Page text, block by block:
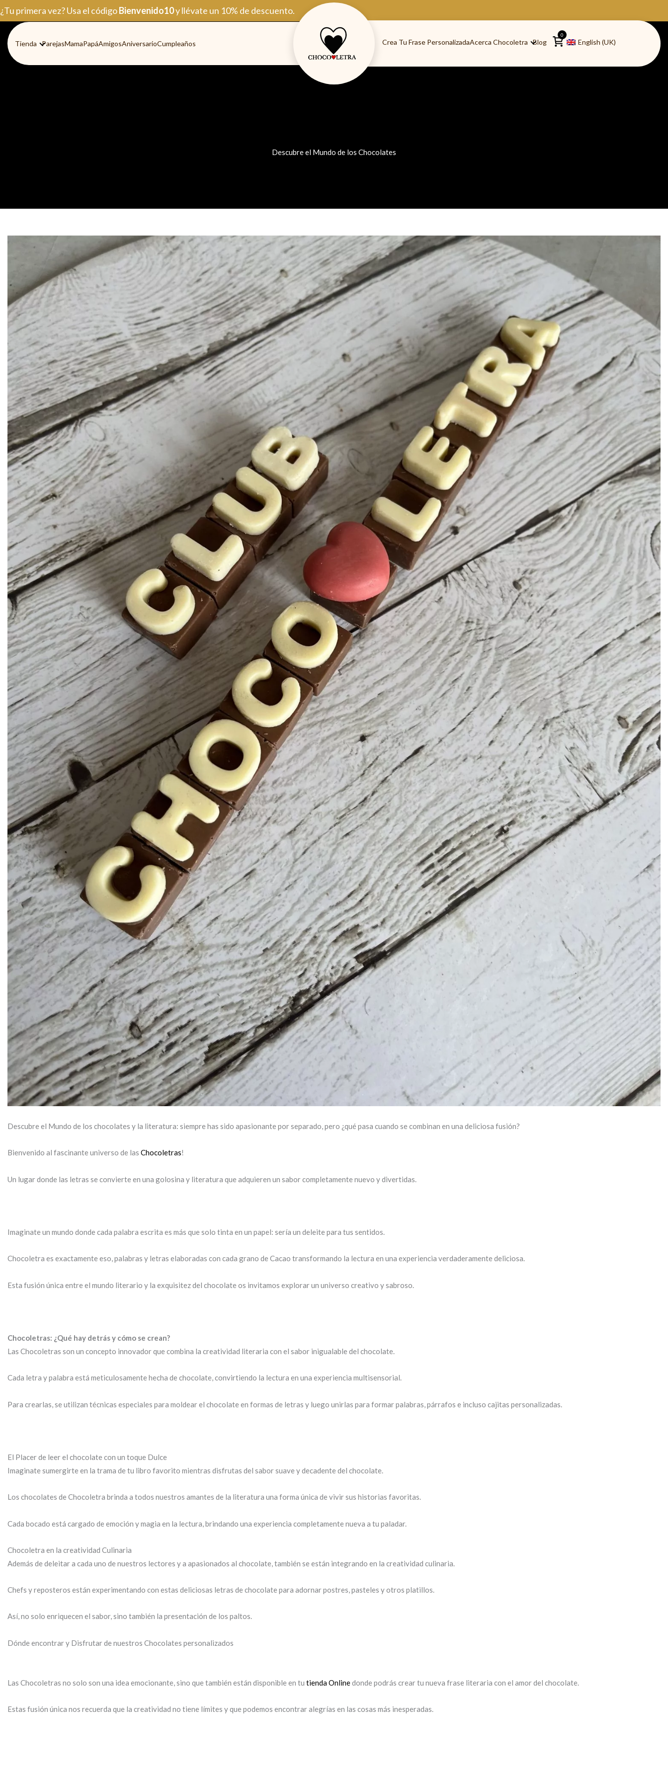
Ir
al
contenido
¿Tu primera vez? Usa el códigoBienvenido10y llévate un 10% de descuento.
Tienda ParejasMamaPapáAmigosAniversarioCumpleaños Crea Tu Frase PersonalizadaAcerca Chocoletra Blog
0
English (UK)
Descubre el Mundo de los Chocolates
Descubre el Mundo de los chocolates y la literatura: siempre has sido apasionante por separado, pero ¿qué pasa cuando se combinan en una deliciosa fusión?
Bienvenido al fascinante universo de las Chocoletras!
Un lugar donde las letras se convierte en una golosina y literatura que adquieren un sabor completamente nuevo y divertidas.
Imaginate un mundo donde cada palabra escrita es más que solo tinta en un papel: sería un deleite para tus sentidos.
Chocoletra es exactamente eso, palabras y letras elaboradas con cada grano de Cacao transformando la lectura en una experiencia verdaderamente deliciosa.
Esta fusión única entre el mundo literario y la exquisitez del chocolate os invitamos explorar un universo creativo y sabroso.
Chocoletras: ¿Qué hay detrás y cómo se crean?
Las Chocoletras son un concepto innovador que combina la creatividad literaria con el sabor inigualable del chocolate.
Cada letra y palabra está meticulosamente hecha de chocolate, convirtiendo la lectura en una experiencia multisensorial.
Para crearlas, se utilizan técnicas especiales para moldear el chocolate en formas de letras y luego unirlas para formar palabras, párrafos e incluso cajitas personalizadas.
El Placer de leer el chocolate con un toque Dulce
Imaginate sumergirte en la trama de tu libro favorito mientras disfrutas del sabor suave y decadente del chocolate.
Los chocolates de Chocoletra brinda a todos nuestros amantes de la literatura una forma única de vivir sus historias favoritas.
Cada bocado está cargado de emoción y magia en la lectura, brindando una experiencia completamente nueva a tu paladar.
Chocoletra en la creatividad Culinaria
Además de deleitar a cada uno de nuestros lectores y a apasionados al chocolate, también se están integrando en la creatividad culinaria.
Chefs y reposteros están experimentando con estas deliciosas letras de chocolate para adornar postres, pasteles y otros platillos.
Así, no solo enriquecen el sabor, sino también la presentación de los paltos.
Dónde encontrar y Disfrutar de nuestros Chocolates personalizados
Las Chocoletras no solo son una idea emocionante, sino que también están disponible en tu tienda Onlinedonde podrás crear tu nueva frase literaria con el amor del chocolate.
Estas fusión única nos recuerda que la creatividad no tiene límites y que podemos encontrar alegrías en las cosas más inesperadas.